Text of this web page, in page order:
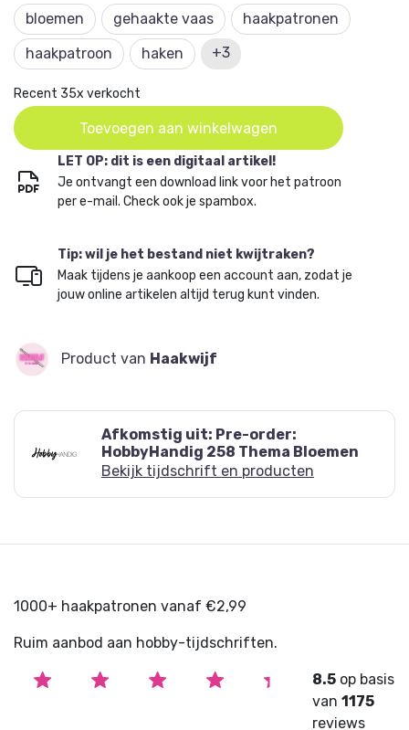
bloemen gehaakte vaas
haakpatronen
haakpatroon
haken +3
Recent 35x verkocht
Toevoegen aan winkelwagen
LET OP: dit is een digitaal artikel!
Je ontvangt een download link voor het patroon
per e-mail. Check ook je spambox.
Tip: wil je het bestand niet kwijtraken?
Maak tijdens je aankoop een account aan, zodat je
jouw online artikelen altijd terug kunt vinden.
Product van Haakwijf
Afkomstig uit: Pre-order:
HobbyHandig 258 Thema Bloemen
Bekijk tijdschrift en producten
1000+ haakpatronen vanaf €2,99
Ruim aanbod aan hobby-tijdschriften.
8.5 op basis
van1175
reviews